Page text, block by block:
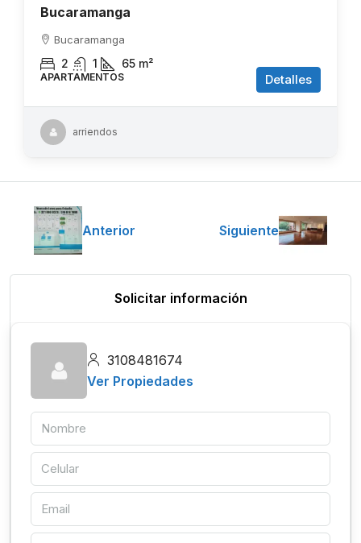
Bucaramanga
Bucaramanga
2 1 65 m²
APARTAMENTOS Detalles
arriendos
Anterior Siguiente
Solicitar información
3108481674
Ver Propiedades